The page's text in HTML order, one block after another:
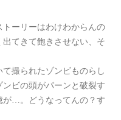
ーリーはわけわからんの
てきて飽きさせない、そ
て撮られたゾンビものらし
ビの頭がパーンと破裂す
が…。どうなってんの？す